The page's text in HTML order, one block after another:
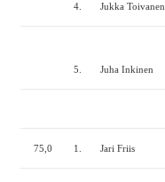
4. Jukka Toivanen
5. Juha Inkinen
75,0 1. Jari Friis